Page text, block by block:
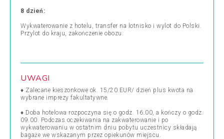
8 dzień:
Wykwaterowanie z hotelu, transfer na lotnisko i wylot do Polski.
Przylot do kraju, zakończenie obozu.
UWAGI
♦ Zalecane kieszonkowe ok. 15/20 EUR/ dzień plus kwota na
wybrane imprezy fakultatywne.
♦ Doba hotelowa rozpoczyna się o godz. 16.00, a kończy o godz.
09.00. Podczas oczekiwania na zakwaterowanie i po
wykwaterowaniu w ostatnim dniu pobytu uczestnicy składają
bagaże we wskazanym przez opiekunów miejscu.